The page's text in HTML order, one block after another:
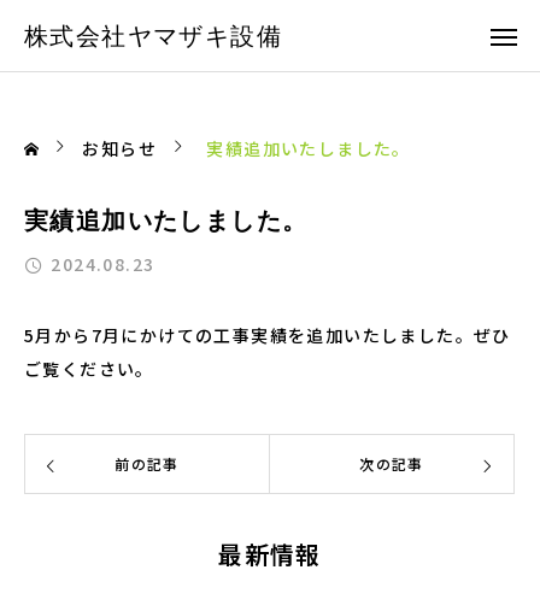
株式会社ヤマザキ設備
お知らせ 実績追加いたしました。
実績追加いたしました。
2024.08.23
5月から7月にかけての工事実績を追加いたしました。ぜひ
ご覧ください。
前の記事 次の記事
最新情報